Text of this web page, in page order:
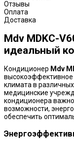
Отзывы
Оплата
Доставка
Mdv MDKC-
идеальный
Кондиционер Mdv
климата в
медицинские
кондиционера
возможности,
обеспечить